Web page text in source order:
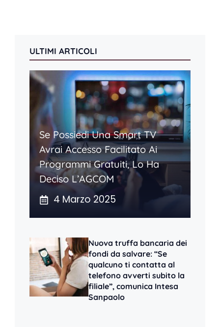
ULTIMI ARTICOLI
Se Possiedi Una Smart TV
Avrai Accesso Facilitato Ai
Programmi Gratuiti, Lo Ha
Deciso L’AGCOM
4 Marzo 2025
Nuova truffa bancaria dei
fondi da salvare: “Se
qualcuno ti contatta al
telefono avverti subito la
filiale”, comunica Intesa
Sanpaolo